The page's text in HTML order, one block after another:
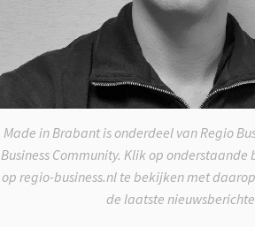
Made in Brabant is onderdeel van Regio
Business Community. Klik op
op regio-business.nl te bekijken met
de laatste